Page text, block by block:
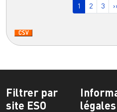
Page courante
1 Page
2 Page
3 ››
Filtrer par
site ESO
légales